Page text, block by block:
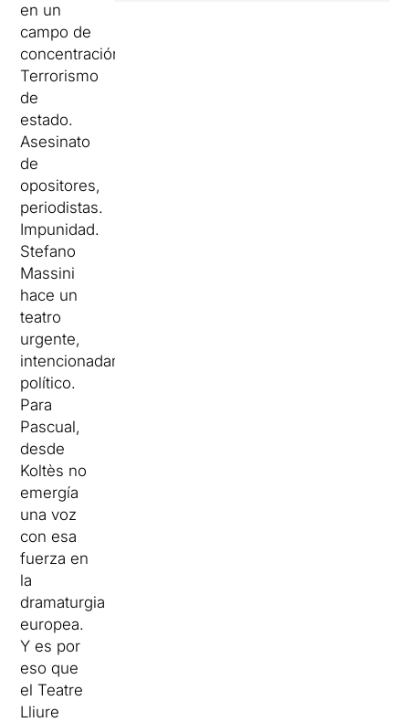
en un
campo de
concentración.
Terrorismo
de
estado.
Asesinato
de
opositores,
periodistas.
Impunidad.
Stefano
Massini
hace un
teatro
urgente,
intencionadamente
político.
Para
Pascual,
desde
Koltès no
emergía
una voz
con esa
fuerza en
la
dramaturgia
europea.
Y es por
eso que
el Teatre
Lliure